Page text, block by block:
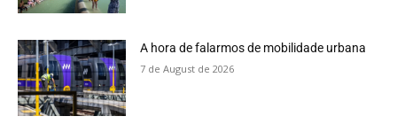
A hora de falarmos de mobilidade urbana
7 de August de 2026